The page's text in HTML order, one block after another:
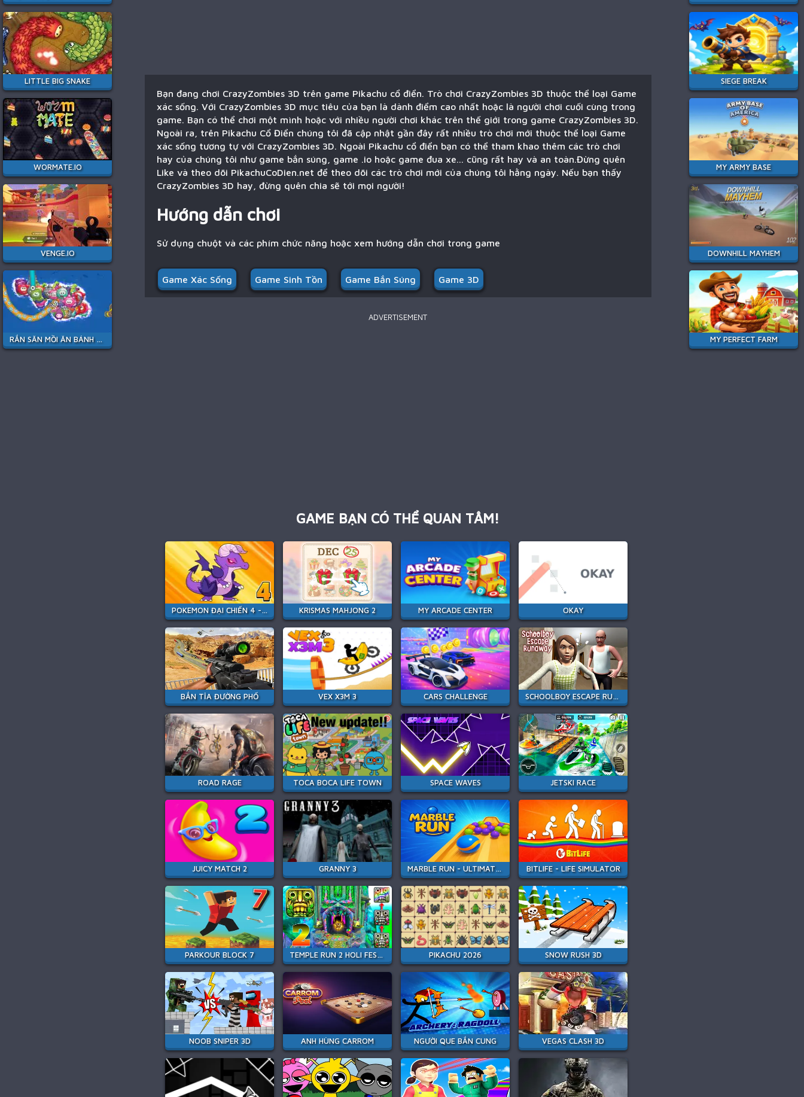
LITTLE BIG SNAKE
WORMATE.IO
VENGE.IO
RẮN SĂN MỒI ĂN BÁNH KẸO
Bạn đang chơi CrazyZombies 3D trên game Pikachu cổ điển. Trò chơi CrazyZombies 3D thuộc thể loại Game
xác sống. Với CrazyZombies 3D mục tiêu của bạn là dành điểm cao nhất hoặc là người chơi cuối cùng trong
game. Bạn có thể chơi một mình hoặc với nhiều người chơi khác trên thế giới trong game CrazyZombies 3D.
Ngoài ra, trên Pikachu Cổ Điển chúng tôi đã cập nhật gần đây rất nhiều trò chơi mới thuộc thể loại Game
xác sống tương tự với CrazyZombies 3D. Ngoài Pikachu cổ điển bạn có thể tham khao thêm các trò chơi
hay của chúng tôi như game bắn súng, game .io hoặc game đua xe... cũng rất hay và an toàn.Đừng quên
Like và theo dõi PikachuCoDien.net để theo dõi các trò chơi mới của chúng tôi hằng ngày. Nếu bạn thấy
CrazyZombies 3D hay, đừng quên chia sẽ tới mọi người!
Hướng dẫn chơi
Sử dụng chuột và các phím chức năng hoặc xem hướng dẫn chơi trong game
Game Xác Sống Game Sinh Tồn Game Bắn Súng Game 3D
ADVERTISEMENT
GAME BẠN CÓ THỂ QUAN TÂM!
POKEMON ĐẠI CHIẾN 4 - POKEMON GO KRISMAS MAHJONG 2 MY ARCADE CENTER OKAY
BẮN TỈA ĐƯỜNG PHỐ VEX X3M 3 CARS CHALLENGE SCHOOLBOY ESCAPE RUNAWAY
ROAD RAGE TOCA BOCA LIFE TOWN SPACE WAVES JETSKI RACE
JUICY MATCH 2 GRANNY 3 MARBLE RUN - ULTIMATE RACE! BITLIFE - LIFE SIMULATOR
PARKOUR BLOCK 7 TEMPLE RUN 2 HOLI FESTIVAL PIKACHU 2026 SNOW RUSH 3D
NOOB SNIPER 3D ANH HÙNG CARROM NGƯỜI QUE BẮN CUNG VEGAS CLASH 3D
SIEGE BREAK
MY ARMY BASE
DOWNHILL MAYHEM
MY PERFECT FARM